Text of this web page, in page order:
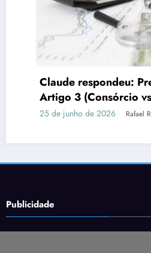
assim para o
Publicidade